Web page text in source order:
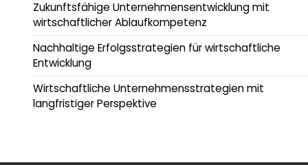
Zukunftsfähige Unternehmensentwicklung mit
wirtschaftlicher Ablaufkompetenz
Nachhaltige Erfolgsstrategien für wirtschaftliche
Entwicklung
Wirtschaftliche Unternehmensstrategien mit
langfristiger Perspektive